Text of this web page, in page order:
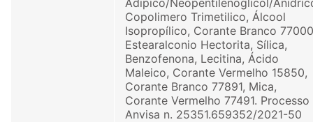
Adipico/Neopentilenoglicol/
Copolimero Trimetilico, Álcool
Isopropílico, Corante Branco
Estearalconio Hectorita, Sílica,
Benzofenona, Lecitina, Ácido
Maleico, Corante Vermelho 15850,
Corante Branco 77891, Mica,
Corante Vermelho 77491. Processo
Anvisa n. 25351.659352/2021-50